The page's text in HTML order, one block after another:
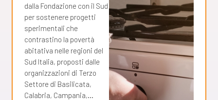
dalla Fondazione con il Sud
per sostenere progetti
sperimentali che
contrastino la povertà
abitativa nelle regioni del
Sud Italia, proposti dalle
organizzazioni di Terzo
Settore di Basilicata,
Calabria, Campania,…